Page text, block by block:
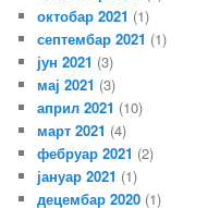
октобар 2021 (1)
септембар 2021 (1)
јун 2021 (3)
мај 2021 (3)
април 2021 (10)
март 2021 (4)
фебруар 2021 (2)
јануар 2021 (1)
децембар 2020 (1)